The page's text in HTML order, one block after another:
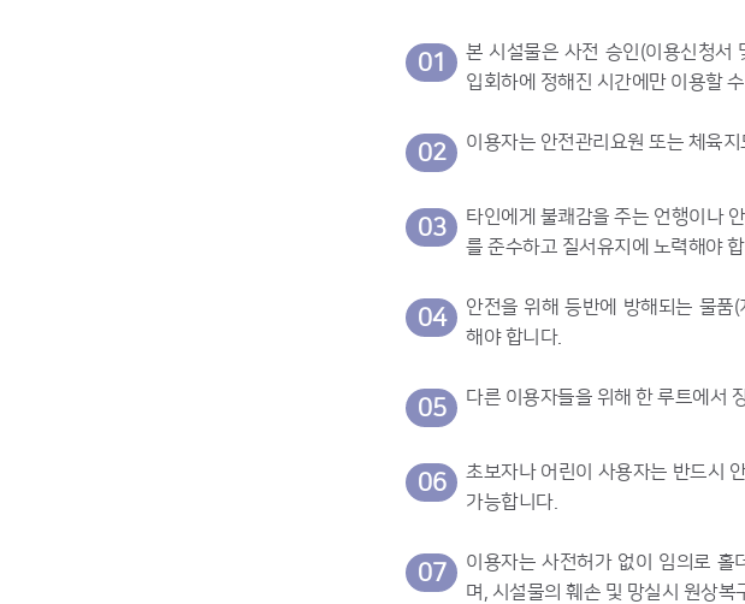
01
본 시설물은 사전 승인(이용신청서
입회하에 정해진 시간에만 이용할
02 이용자는 안전관리요원 또는 체육
03
타인에게 불쾌감을 주는 언행이나
를 준수하고 질서유지에 노력해야
04
안전을 위해 등반에 방해되는 물품
해야 합니다.
05 다른 이용자들을 위해 한 루트에서
06
초보자나 어린이 사용자는 반드시
가능합니다.
07
이용자는 사전허가 없이 임의로 홀
며, 시설물의 훼손 및 망실시 원상